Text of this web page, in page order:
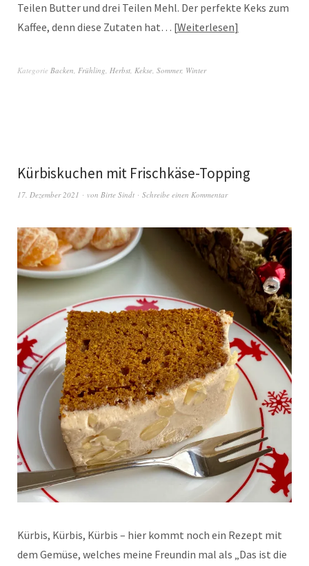
Teilen Butter und drei Teilen Mehl. Der perfekte Keks zum
Kaffee, denn diese Zutaten hat… Weiterlesen
Kategorie Backen, Frühling, Herbst, Kekse, Sommer, Winter
Kürbiskuchen mit Frischkäse-Topping
17. Dezember 2021 von Birte Sindt Schreibe einen Kommentar
Kürbis, Kürbis, Kürbis – hier kommt noch ein Rezept mit
dem Gemüse, welches meine Freundin mal als „Das ist die